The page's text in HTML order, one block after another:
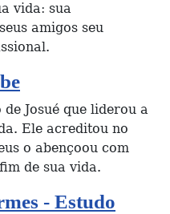
vida: sua
amigos seu
Josué que liderou a
Ele acreditou no
o abençoou com
de sua vida.
- Estudo